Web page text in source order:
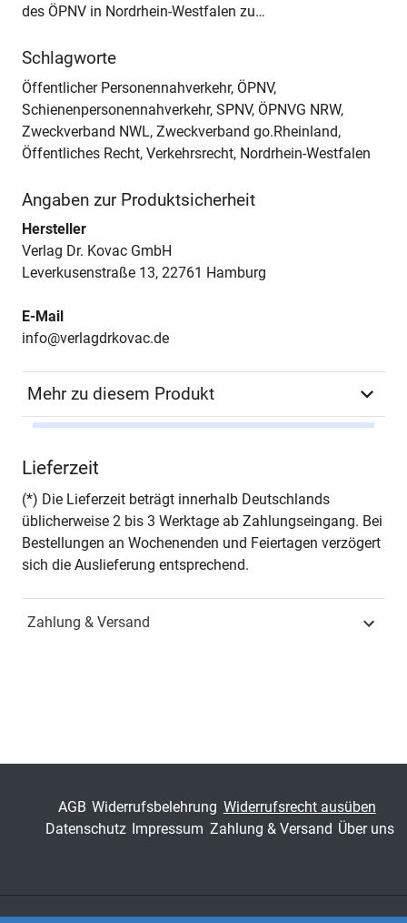
des ÖPNV in Nordrhein-Westfalen zu…
Schlagworte
Öffentlicher Personennahverkehr, ÖPNV,
Schienenpersonennahverkehr, SPNV, ÖPNVG NRW,
Zweckverband NWL, Zweckverband go.Rheinland,
Öffentliches Recht, Verkehrsrecht, Nordrhein-Westfalen
Angaben zur Produktsicherheit
Hersteller
Verlag Dr. Kovac GmbH
Leverkusenstraße 13, 22761 Hamburg
E-Mail
info@verlagdrkovac.de
Mehr zu diesem Produkt
Seiten 272
Jahr Hamburg 2023
Fachdisziplin
ISSN 1860-8876
Band 13
Lieferzeit
(*) Die Lieferzeit beträgt innerhalb Deutschlands
üblicherweise 2 bis 3 Werktage ab Zahlungseingang. Bei
Bestellungen an Wochenenden und Feiertagen verzögert
sich die Auslieferung entsprechend.
Zahlung & Versand
AGB Widerrufsbelehrung Widerrufsrecht ausüben
Datenschutz Impressum Zahlung & Versand Über uns